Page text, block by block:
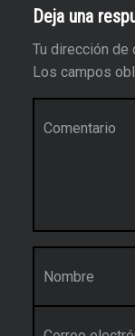
Deja una
Tu dirección de
Los campos
Nombre
*